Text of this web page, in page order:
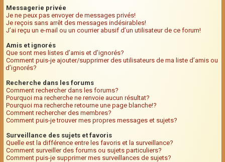
Messagerie privée
Je ne peux pas envoyer de messages privés!
Je reçois sans arrêt des messages indésirables!
J’ai reçu un e-mail ou un courrier abusif d’un utilisateur de ce forum!
Amis et ignorés
Que sont mes listes d’amis et d’ignorés?
Comment puis-je ajouter/supprimer des utilisateurs de ma liste d’amis ou
d’ignorés?
Recherche dans les forums
Comment rechercher dans les forums?
Pourquoi ma recherche ne renvoie aucun résultat?
Pourquoi ma recherche retourne une page blanche!?
Comment rechercher des membres?
Comment puis-je trouver mes propres messages et sujets?
Surveillance des sujets et favoris
Quelle est la différence entre les favoris et la surveillance?
Comment surveiller des forums ou sujets particuliers?
Comment puis-je supprimer mes surveillances de sujets?